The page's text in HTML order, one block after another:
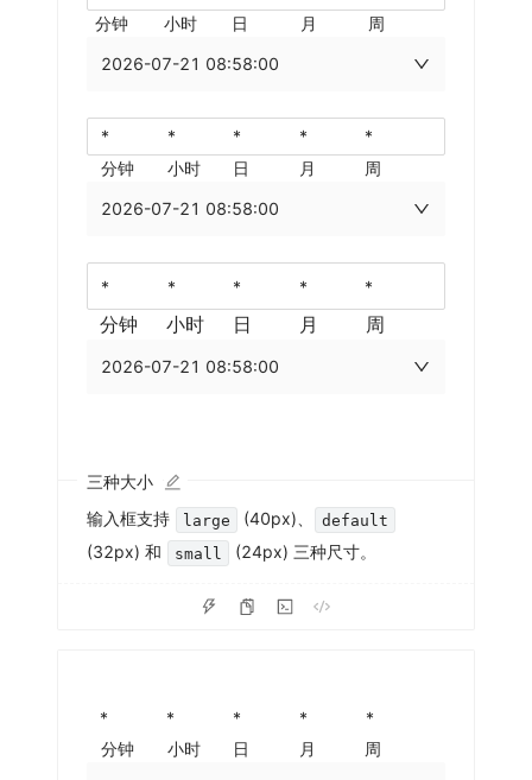
分钟 小时 日 月
周
2026-07-21 08:58:00
分钟 小时 日 月
周
2026-07-21 08:58:00
分钟 小时 日 月 周
2026-07-21 08:58:00
三种大小
输入框支持
large (40px)、 default
(32px) 和 small (24px) 三种尺寸。
分钟 小时 日 月
周